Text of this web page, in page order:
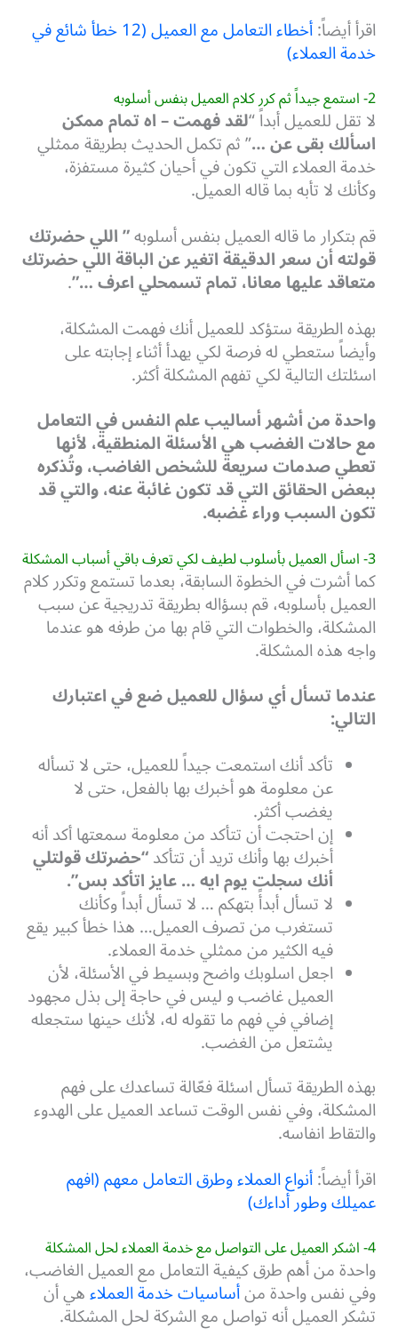
اقرأ أيضاً:
أخطاء التعامل مع العميل (12 خطأ شائع في
خدمة العملاء)
2- استمع جيداً ثم كرر كلام العميل بنفس أسلوبه
لا تقل للعميل أبداً “لقد فهمت – اه تمام ممكن
اسألك بقى عن …” ثم تكمل الحديث بطريقة ممثلي
خدمة العملاء التي تكون في أحيان كثيرة مستفزة،
وكأنك لا تأبه بما قاله العميل.
قم بتكرار ما قاله العميل بنفس أسلوبه” اللي حضرتك
قولته أن سعر الدقيقة اتغير عن الباقة اللي حضرتك
متعاقد عليها معانا، تمام تسمحلي اعرف …”.
بهذه الطريقة ستؤكد للعميل أنك فهمت المشكلة،
وأيضاً ستعطي له فرصة لكي يهدأ أثناء إجابته على
اسئلتك التالية لكي تفهم المشكلة أكثر.
واحدة من أشهر أساليب علم النفس في التعامل
مع حالات الغضب هي الأسئلة المنطقية، لأنها
تعطي صدمات سريعة للشخص الغاضب، وتُذكره
ببعض الحقائق التي قد تكون غائبة عنه، والتي قد
تكون السبب وراء غضبه.
3- اسأل العميل بأسلوب لطيف لكي تعرف باقي أسباب المشكلة
كما أشرت في الخطوة السابقة، بعدما تستمع وتكرر كلام
العميل بأسلوبه، قم بسؤاله بطريقة تدريجية عن سبب
المشكلة، والخطوات التي قام بها من طرفه هو عندما
واجه هذه المشكلة.
عندما تسأل أي سؤال للعميل ضع في اعتبارك
التالي:
تأكد أنك استمعت جيداً للعميل، حتى لا تسأله
عن معلومة هو أخبرك بها بالفعل، حتى لا
يغضب أكثر.
إن احتجت أن تتأكد من معلومة سمعتها أكد أنه
أخبرك بها وأنك تريد أن تتأكد“حضرتك قولتلي
أنك سجلت يوم ايه … عايز اتأكد بس”.
لا تسأل أبدأً بتهكم … لا تسأل أبداً وكأنك
تستغرب من تصرف العميل… هذا خطأ كبير يقع
فيه الكثير من ممثلي خدمة العملاء.
اجعل اسلوبك واضح وبسيط في الأسئلة، لأن
العميل غاضب و ليس في حاجة إلى بذل مجهود
إضافي في فهم ما تقوله له، لأنك حينها ستجعله
يشتعل من الغضب.
بهذه الطريقة تسأل اسئلة فعّالة تساعدك على فهم
المشكلة، وفي نفس الوقت تساعد العميل على الهدوء
والتقاط انفاسه.
اقرأ أيضاً:أنواع العملاء وطرق التعامل معهم (افهم
عميلك وطور أداءك)
4- اشكر العميل على التواصل مع خدمة العملاء لحل المشكلة
واحدة من أهم طرق كيفية التعامل مع العميل الغاضب،
وفي نفس واحدة منأساسيات خدمة العملاءهي أن
تشكر العميل أنه تواصل مع الشركة لحل المشكلة.